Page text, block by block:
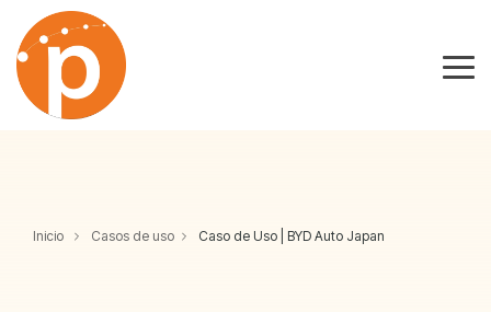
the
main
content.
Inicio Casos de uso Caso de Uso | BYD Auto Japan